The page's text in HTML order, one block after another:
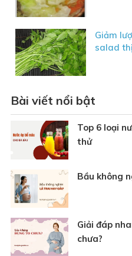
Giảm
salad
Bài viết nổi bật
Top 6 loại
thử
Bầu không
Giải đáp
chưa?